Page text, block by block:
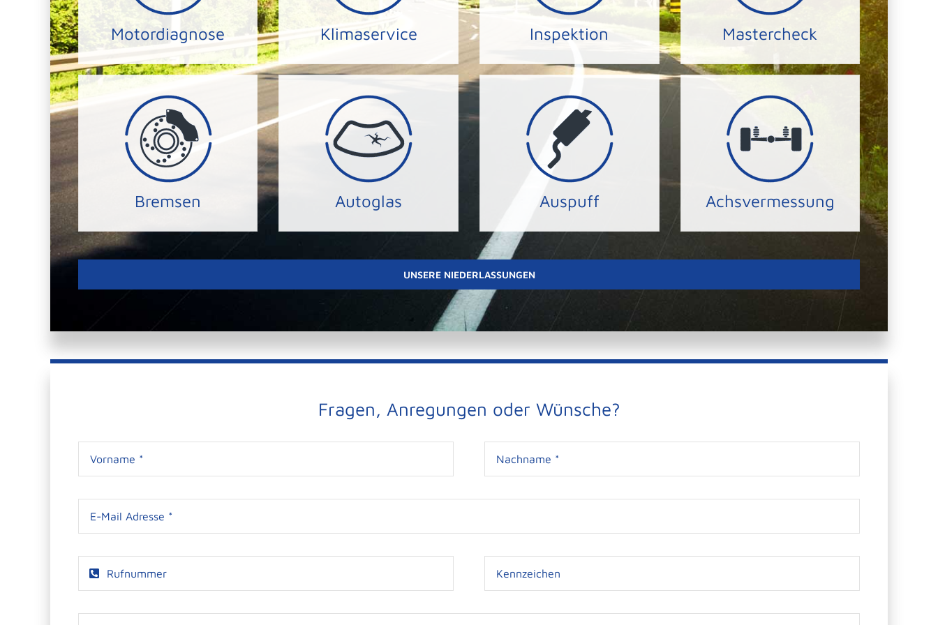
Motordiagnose
MOTORDIAGNOSE
Wir lesen Ihr Fahrzeug
Klimaservice
KLIMA-SERVICE
Ihnen ist es im Winter zu kalt
Inspektion
INSPEKTION
Wir kümmern uns um Ihr
Mastercheck
PKW Mastercheck
Wir überprüfen Ihren PKW,
Bremsen
BREMSEN-SERVICE
Ihre Sicherheit liegt UNS am
Herzen! Bitte schützen Sie
sich und andere und kommen
zum Bremsen-Service.
Autoglas
AUTOGLAS
Ein Steinschlag kann schnell
und kostengünstig repariert
werden. Bei UNS haben Sie
immer klare Sicht.
Auspuff
AUSPUFF-SERVICE
Schützen Sie sich und Ihre
Umwelt mit einem
funktionierenden Auspuff.
JETZT Termin vereinbaren.
Achsvermessung
ACHSVERMESSUNG
Durch das präzise Einstellen
der Achsgeometrie erhöhen
wir die Laufleistung Ihrer
Reifen und Ihre Sicherheit.
UNSERE NIEDERLASSUNGEN
Fragen, Anregungen oder Wünsche?